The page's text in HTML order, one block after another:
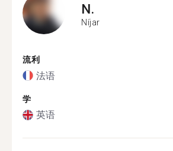
N.
Níjar
流利
法语
学
英语